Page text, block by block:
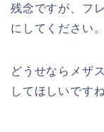
残念ですが、フ
にしてください。
どうせならメザ
してほしいですね